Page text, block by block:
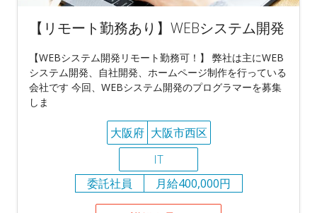
【リモート勤務あり】WEBシステム開発
【WEBシステム開発リモート勤務可！】 弊社は主にWEB
システム開発、自社開発、ホームページ制作を行っている
会社です 今回、WEBシステム開発のプログラマーを募集
しま
大阪府 大阪市西区
IT
委託社員
月給400,000円